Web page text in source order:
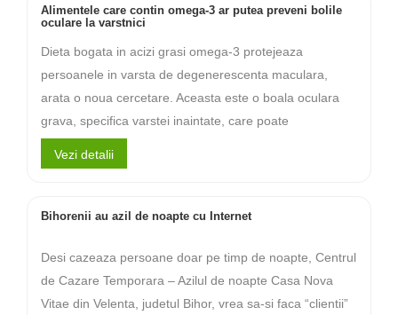
Alimentele care contin omega-3 ar putea preveni bolile
oculare la varstnici
Dieta bogata in acizi grasi omega-3 protejeaza
persoanele in varsta de degenerescenta maculara,
arata o noua cercetare. Aceasta este o boala oculara
grava, specifica varstei inaintate, care poate
Vezi detalii
Bihorenii au azil de noapte cu Internet
Desi cazeaza persoane doar pe timp de noapte, Centrul
de Cazare Temporara – Azilul de noapte Casa Nova
Vitae din Velenta, judetul Bihor, vrea sa-si faca “clientii”